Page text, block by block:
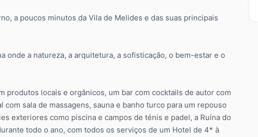
a poucos minutos da Vila de Melides e das suas principais
onde a natureza, a arquitetura, a sofisticação, o bem-estar e o
produtos locais e orgânicos, um bar com cocktails de autor com
sala de massagens, sauna e banho turco para um repouso
exteriores como piscina e campos de ténis e padel, a Ruína do
todo o ano, com todos os serviços de um Hotel de 4* à